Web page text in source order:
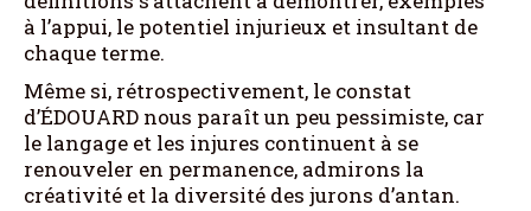
à l’appui, le potentiel injurieux et insultant de
chaque terme.
Même si, rétrospectivement, le constat
d’ÉDOUARD nous paraît un peu pessimiste, car
le langage et les injures continuent à se
renouveler en permanence, admirons la
créativité et la diversité des jurons d’antan.